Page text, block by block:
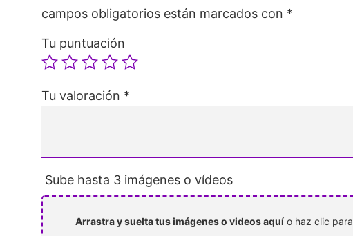
campos obligatorios están marcados con *
Tu puntuación
Tu valoración *
Sube hasta 3 imágenes o vídeos
Arrastra y suelta tus imágenes o videos aquí o haz clic para